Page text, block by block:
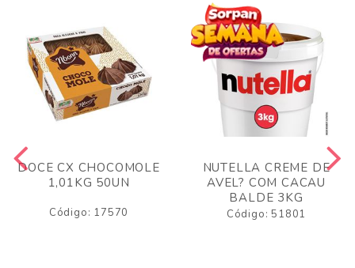
DOCE CX CHOCOMOLE
1,01KG 50UN
Código: 17570
NUTELLA CREME DE
AVEL? COM CACAU
BALDE 3KG
Código: 51801